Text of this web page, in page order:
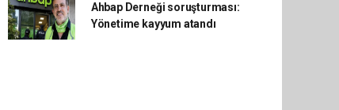
Ahbap Derneği soruşturması:
Yönetime kayyum atandı